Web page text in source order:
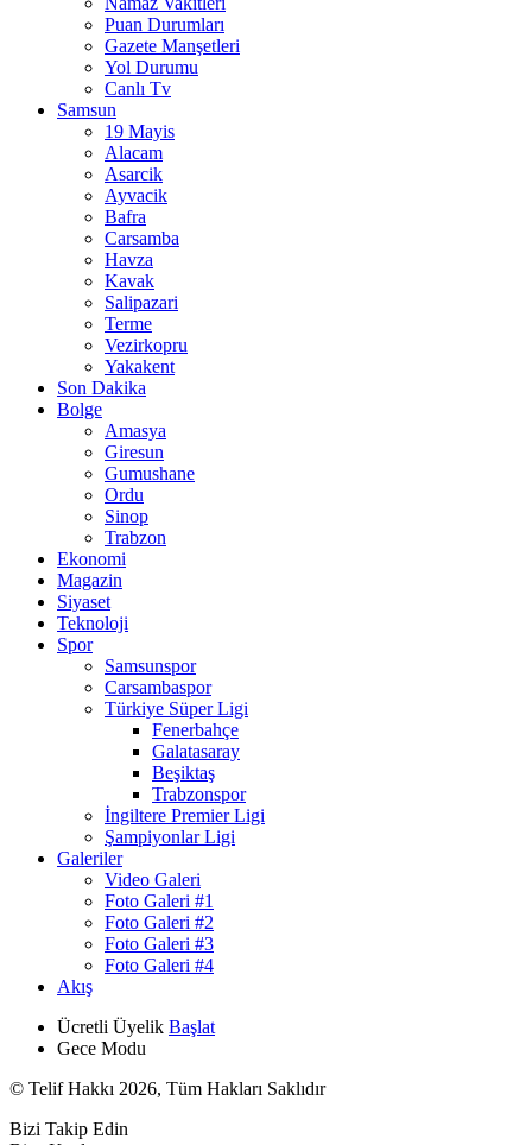
Puan Durumları
Gazete Manşetleri
Yol Durumu
Canlı Tv
Samsun
19 Mayis
Alacam
Asarcik
Ayvacik
Bafra
Carsamba
Havza
Kavak
Salipazari
Terme
Vezirkopru
Yakakent
Son Dakika
Bolge
Amasya
Giresun
Gumushane
Ordu
Sinop
Trabzon
Ekonomi
Magazin
Siyaset
Teknoloji
Spor
Samsunspor
Carsambaspor
Türkiye Süper Ligi
Fenerbahçe
Galatasaray
Beşiktaş
Trabzonspor
İngiltere Premier Ligi
Şampiyonlar Ligi
Galeriler
Video Galeri
Foto Galeri #1
Foto Galeri #2
Foto Galeri #3
Foto Galeri #4
Akış
Ücretli Üyelik Başlat
Gece Modu
© Telif Hakkı 2026, Tüm Hakları Saklıdır
Bizi Takip Edin